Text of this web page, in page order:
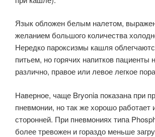
Язык обложен белым налетом,
желанием большого количества
Нередко пароксизмы кашля
питьем, но горячих напитков пациенты
различно, правое или левое легкое
Наверное, чаще Bryonia пока­зана при
пневмонии, но так же хорошо работает
сторонней. При пневмониях типа
более тревожен и гораздо мень­ше